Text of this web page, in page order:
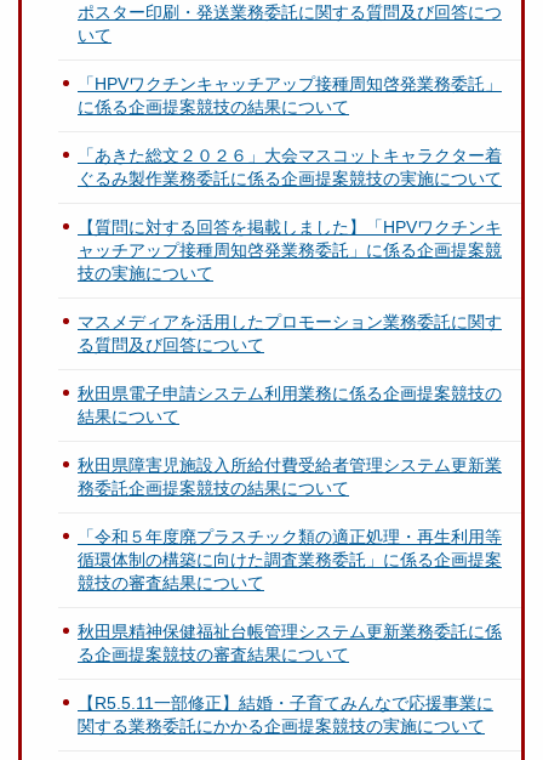
ポスター印刷・発送業務委託に関する質問及び回答につ
いて
「HPVワクチンキャッチアップ接種周知啓発業務委託」
に係る企画提案競技の結果について
「あきた総文２０２６」大会マスコットキャラクター着
ぐるみ製作業務委託に係る企画提案競技の実施について
【質問に対する回答を掲載しました】「HPVワクチンキ
ャッチアップ接種周知啓発業務委託」に係る企画提案競
技の実施について
マスメディアを活用したプロモーション業務委託に関す
る質問及び回答について
秋田県電子申請システム利用業務に係る企画提案競技の
結果について
秋田県障害児施設入所給付費受給者管理システム更新業
務委託企画提案競技の結果について
「令和５年度廃プラスチック類の適正処理・再生利用等
循環体制の構築に向けた調査業務委託」に係る企画提案
競技の審査結果について
秋田県精神保健福祉台帳管理システム更新業務委託に係
る企画提案競技の審査結果について
【R5.5.11一部修正】結婚・子育てみんなで応援事業に
関する業務委託にかかる企画提案競技の実施について